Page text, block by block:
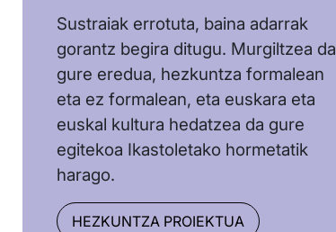
Sustraiak errotuta, baina adarrak
gorantz begira ditugu. Murgiltzea da
gure eredua, hezkuntza formalean
eta ez formalean, eta euskara eta
euskal kultura hedatzea da gure
egitekoa Ikastoletako hormetatik
harago.
HEZKUNTZA PROIEKTUA